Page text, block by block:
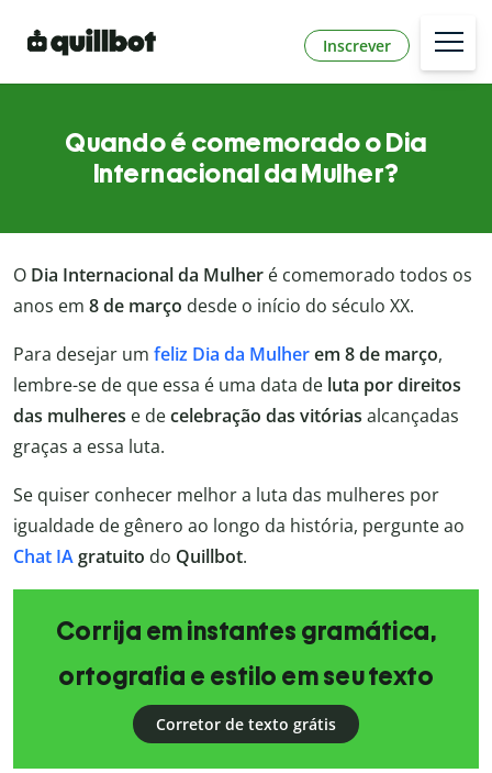
Inscrever
Quando é comemorado o Dia
Internacional da Mulher?
O Dia Internacional da Mulher é comemorado todos os
anos em 8 de março desde o início do século XX.
Para desejar um feliz Dia da Mulherem 8 de março,
lembre-se de que essa é uma data de luta por direitos
das mulheres e decelebração das vitórias alcançadas
graças a essa luta.
Se quiser conhecer melhor a luta das mulheres por
igualdade de gênero ao longo da história, pergunte ao
Chat IAgratuito do Quillbot.
Corrija em instantes gramática,
ortografia e estilo em seu texto
Corretor de texto grátis